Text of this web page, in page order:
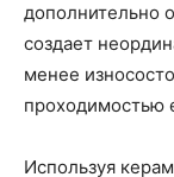
дополнительно
создает
менее
проходимостью
Используя